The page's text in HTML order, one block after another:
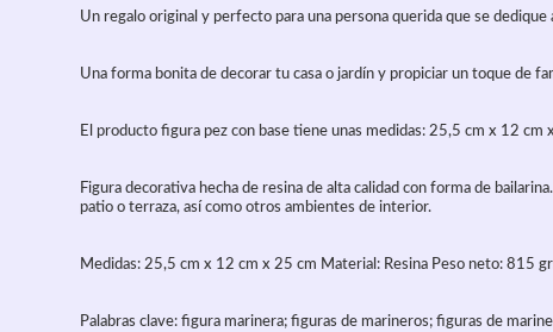
Un regalo original y perfecto para una persona querida que se dedique
Una forma bonita de decorar tu casa o jardín y propiciar un toque de
El producto figura pez con base tiene unas medidas: 25,5 cm x 12
Figura decorativa hecha de resina de alta calidad con forma de
patio o terraza, así como otros ambientes de interior.
Medidas: 25,5 cm x 12 cm x 25 cm Material: Resina Peso neto: 815
Palabras clave: figura marinera; figuras de marineros; figuras de